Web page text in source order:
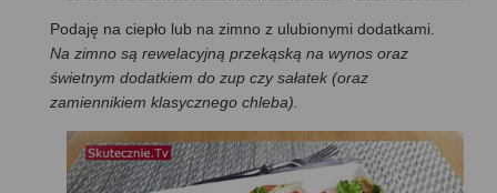
Podaję na ciepło lub na zimno z ulubionymi dodatkami.
Na zimno są rewelacyjną przekąską na wynos oraz
świetnym dodatkiem do zup czy sałatek (oraz
zamiennikiem klasycznego chleba).